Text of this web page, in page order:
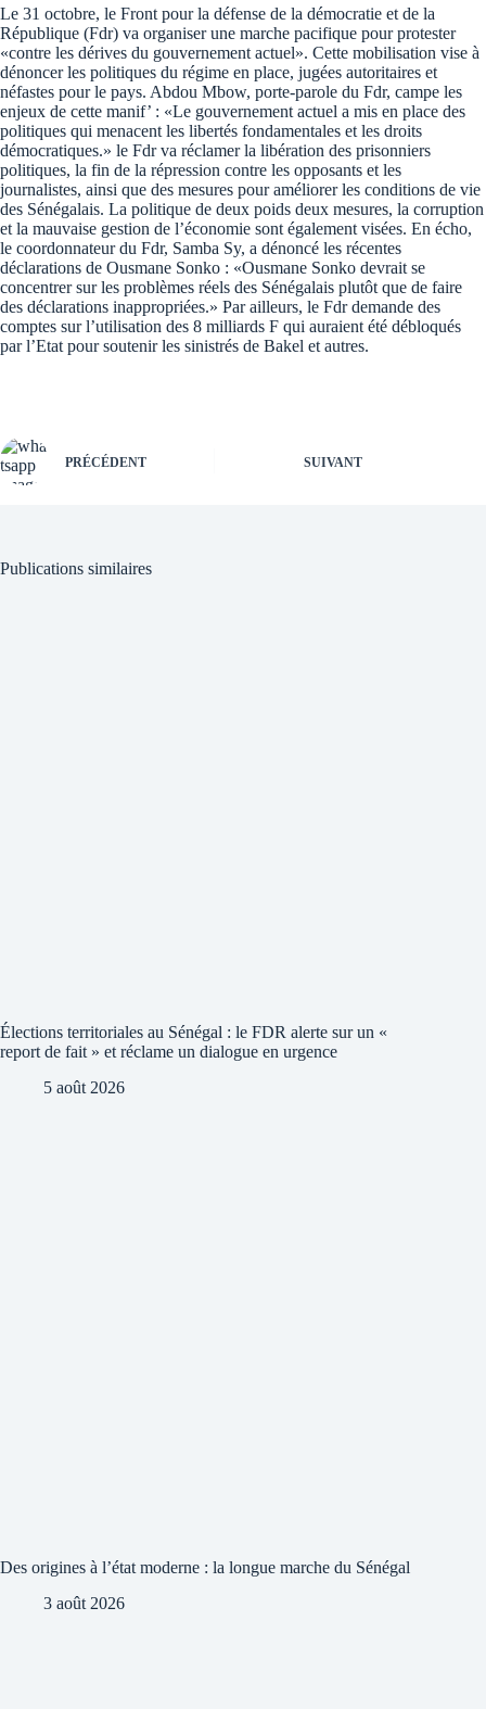
Le 31 octobre, le Front pour la défense de la démocratie et de la
République (Fdr) va organiser une marche pacifique pour protester
«contre les dérives du gouvernement actuel». Cette mobilisation vise à
dénoncer les politiques du régime en place, jugées autoritaires et
néfastes pour le pays. Abdou Mbow, porte-parole du Fdr, campe les
enjeux de cette manif’ : «Le gouvernement actuel a mis en place des
politiques qui menacent les libertés fondamentales et les droits
démocratiques.» le Fdr va réclamer la libération des prisonniers
politiques, la fin de la répression contre les opposants et les
journalistes, ainsi que des mesures pour améliorer les conditions de vie
des Sénégalais. La politique de deux poids deux mesures, la corruption
et la mauvaise gestion de l’économie sont également visées. En écho,
le coordonnateur du Fdr, Samba Sy, a dénoncé les récentes
déclarations de Ousmane Sonko : «Ousmane Sonko devrait se
concentrer sur les problèmes réels des Sénégalais plutôt que de faire
des déclarations inappropriées.» Par ailleurs, le Fdr demande des
comptes sur l’utilisation des 8 milliards F qui auraient été débloqués
par l’Etat pour soutenir les sinistrés de Bakel et autres.
PRÉCÉDENT SUIVANT
Publications similaires
Élections territoriales au Sénégal : le FDR alerte sur un «
report de fait » et réclame un dialogue en urgence
5 août 2026
Des origines à l’état moderne : la longue marche du Sénégal
3 août 2026